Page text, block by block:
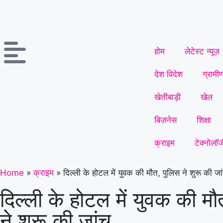
होम लेटेस्ट न्यूज़
देश विदेश
खेतीबाड़ी खेल
बिज़नेस शिक्षा
क्राइम
Home » क्राइम » दिल्ली के होटल में युवक की मौत, पुलिस ने शुरू की
दिल्ली के होटल में युवक की